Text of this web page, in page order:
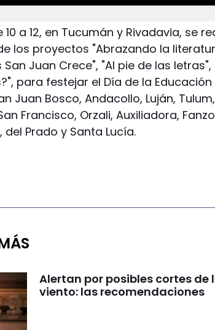
10 a 12, en Tucumán y Rivadavia, se
los proyectos "Abrazando la
Juan Crece", "Al pie de las
para festejar el Día de la
Juan Bosco, Andacollo, Luján,
Francisco, Orzali, Auxiliadora,
del Prado y Santa Lucía.
Alertan por posibles cortes de
viento: las recomendaciones